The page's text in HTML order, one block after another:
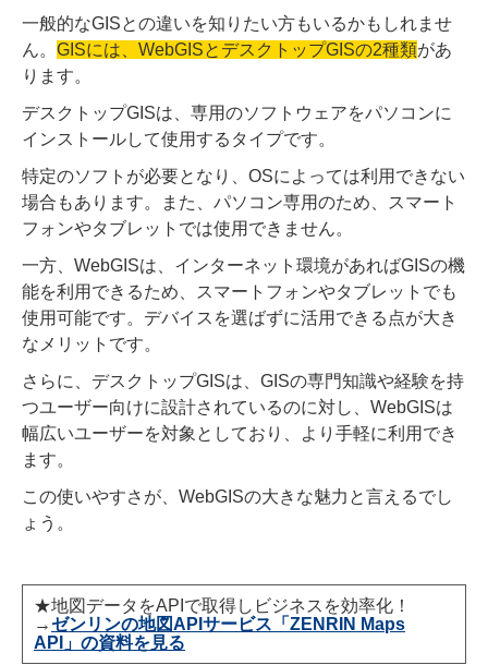
一般的なGISとの違いを知りたい方もいるかもしれませ
ん。 GISには、WebGISとデスクトップGISの2種類があ
ります。
デスクトップGISは、専用のソフトウェアをパソコンに
インストールして使用するタイプです。
特定のソフトが必要となり、OSによっては利用できない
場合もあります。また、パソコン専用のため、スマート
フォンやタブレットでは使用できません。
一方、WebGISは、インターネット環境があればGISの機
能を利用できるため、スマートフォンやタブレットでも
使用可能です。デバイスを選ばずに活用できる点が大き
なメリットです。
さらに、デスクトップGISは、GISの専門知識や経験を持
つユーザー向けに設計されているのに対し、WebGISは
幅広いユーザーを対象としており、より手軽に利用でき
ます。
この使いやすさが、WebGISの大きな魅力と言えるでし
ょう。
★地図データをAPIで取得しビジネスを効率化！
→ゼンリンの地図APIサービス「ZENRIN Maps
API」の資料を見る